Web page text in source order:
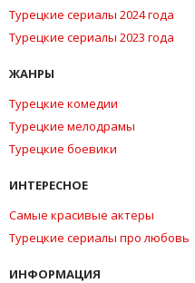
Турецкие сериалы 2024 года
Турецкие сериалы 2023 года
ЖАНРЫ
Турецкие комедии
Турецкие мелодрамы
Турецкие боевики
ИНТЕРЕСНОЕ
Самые красивые актеры
Турецкие сериалы про любовь
ИНФОРМАЦИЯ